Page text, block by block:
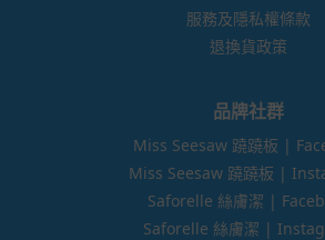
服務及隱私權條款
退換貨政策
品牌社群
Miss Seesaw 蹺蹺板 |
Miss Seesaw 蹺蹺板 |
Saforelle 絲膚潔 |
Saforelle 絲膚潔 |